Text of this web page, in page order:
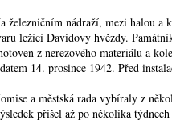
železničním nádraží, mezi halou a
ležící Davidovy hvězdy.
z nerezového materiálu a
14. prosince 1942. Před
a městská rada vybíraly z
přišel až po několika